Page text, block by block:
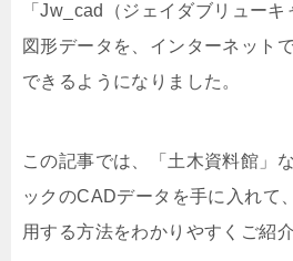
「Jw_cad（ジェイダブリュー
図形データを、インターネット
できるようになりました。
この記事では、「土木資料館」
ックのCADデータを手に入れて
用する方法をわかりやすくご紹介